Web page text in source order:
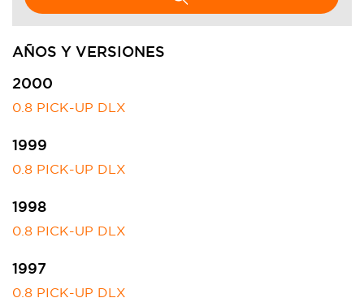
AÑOS Y VERSIONES
2000
0.8 PICK-UP DLX
1999
0.8 PICK-UP DLX
1998
0.8 PICK-UP DLX
1997
0.8 PICK-UP DLX